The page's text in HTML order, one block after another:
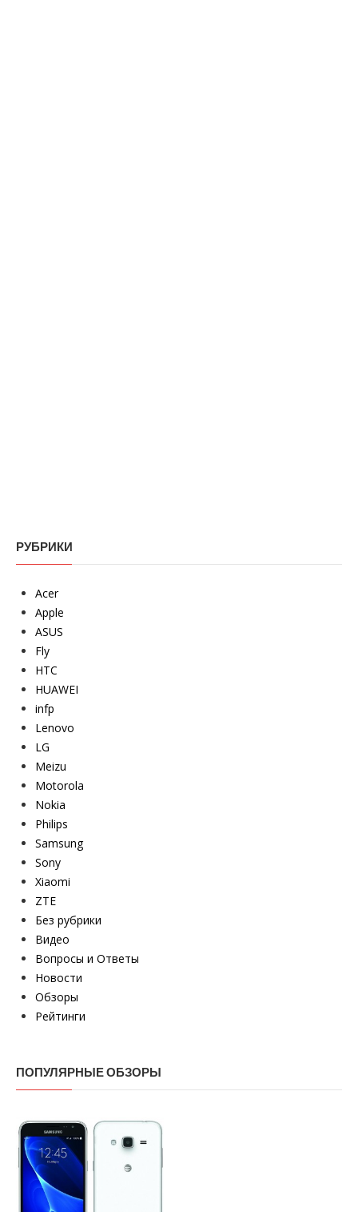
РУБРИКИ
Acer
Apple
ASUS
Fly
HTC
HUAWEI
infp
Lenovo
LG
Meizu
Motorola
Nokia
Philips
Samsung
Sony
Xiaomi
ZTE
Без рубрики
Видео
Вопросы и Ответы
Новости
Обзоры
Рейтинги
ПОПУЛЯРНЫЕ ОБЗОРЫ